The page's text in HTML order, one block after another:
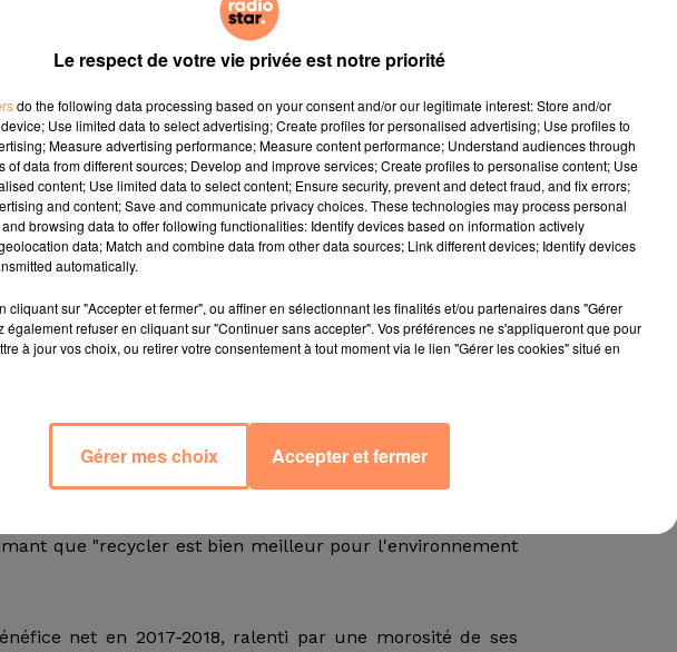
passé des vêtements et cosmétiques d'une valeur de
pour protéger sa marque, d'après son rapport
d'environ 20000 des trenchs iconiques de la célèbre
rapport à il y a deux ans.
d'euros) de cosmétiques et parfums ont été détruits en
de sa licence beauté au groupe américain Coty. Détruire
de produits est répandue tant parmi les grands
une façon de protéger la propriété intellectuelle et
au lieu de les écouler à bas prix.
"avec des entreprises spécialisées qui sont capables
on est obligé de détruire des produits, on le fait de
de réduire et revaloriser nos déchets", a assuré un
d'opposition britannique des Libéraux démocrates, a
que "recycler est bien meilleur pour l'environnement
net en 2017-2018, ralenti par une morosité de ses
Aix :
danse et
Le respect de votre vie privée est notre priorité
do the following data processing based on your consent and/or our legitimate interest: Store and/or
Use limited data to select advertising; Create profiles for personalised advertising; Use profiles to
Measure advertising performance; Measure content performance; Understand audiences through
of data from different sources; Develop and improve services; Create profiles to personalise content; Use
content; Use limited data to select content; Ensure security, prevent and detect fraud, and fix errors;
and content; Save and communicate privacy choices. These technologies may process personal
browsing data to offer following functionalities: Identify devices based on information actively
data; Match and combine data from other data sources; Link different devices; Identify devices
automatically.
cliquant sur "Accepter et fermer", ou affiner en sélectionnant les finalités et/ou partenaires dans "Gérer
également refuser en cliquant sur "Continuer sans accepter". Vos préférences ne s'appliqueront que pour
à jour vos choix, ou retirer votre consentement à tout moment via le lien "Gérer les cookies" situé en
Gérer mes choix Accepter et fermer